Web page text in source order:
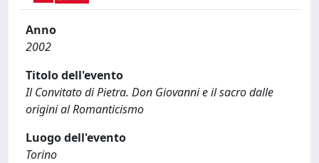
Anno
2002
Titolo dell'evento
Il Convitato di Pietra. Don Giovanni e il sacro dalle
origini al Romanticismo
Luogo dell'evento
Torino